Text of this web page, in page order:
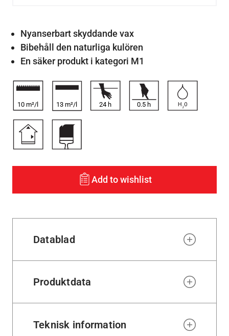
Nyanserbart skyddande vax
Bibehåll den naturliga kulören
En säker produkt i kategori M1
10 m²/l 13 m²/l 24 h 0.5 h
Add to wishlist
Datablad
Produktdata
Teknisk information